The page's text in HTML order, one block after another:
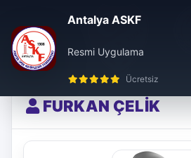
Antalya ASKF
Resmi Uygulama
Ücretsiz
influencer ajansı trendyol influencer başvuru
FURKAN ÇELİK